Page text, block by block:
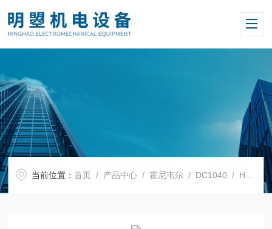
当前位置：首页 / 产品中心 /霍尼韦尔 / DC1040 / HONEYWELL温控表DC1040CR-302000-E